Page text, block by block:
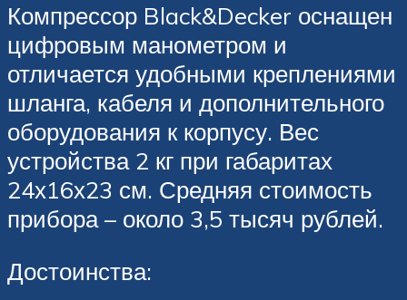
Компрессор Black&Decker оснащен
цифровым манометром и
отличается удобными креплениями
шланга, кабеля и дополнительного
оборудования к корпусу. Вес
устройства 2 кг при габаритах
24х16х23 см. Средняя стоимость
прибора – около 3,5 тысяч рублей.
Достоинства: